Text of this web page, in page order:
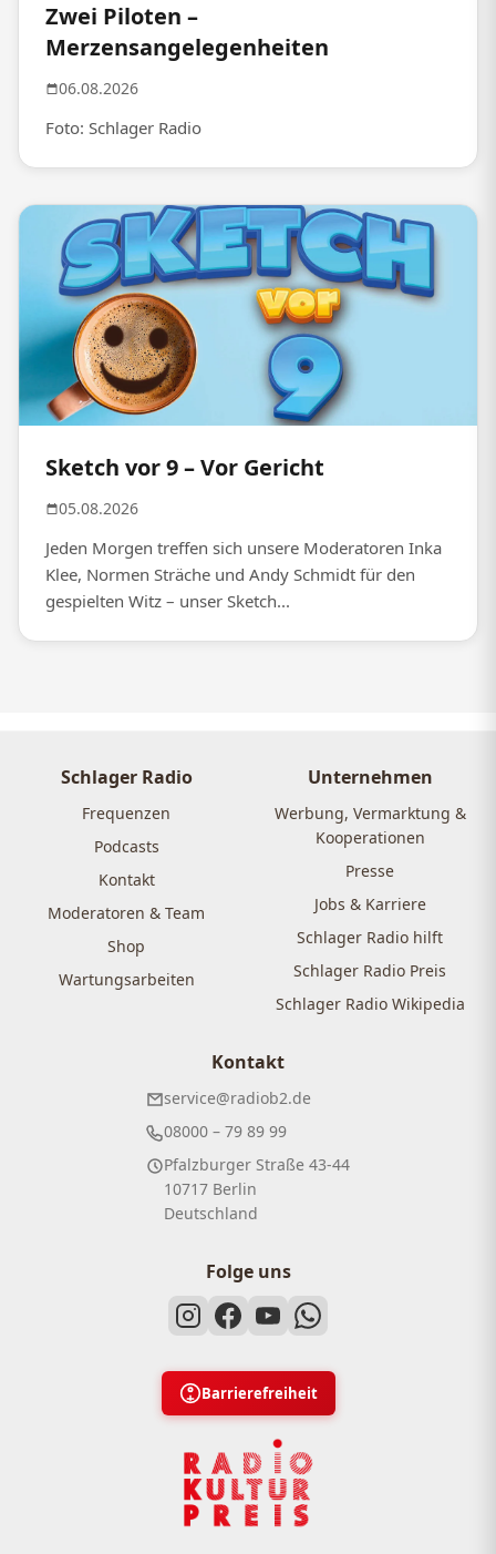
Zwei Piloten –
Merzensangelegenheiten
06.08.2026
Foto: Schlager Radio
Sketch vor 9 – Vor Gericht
05.08.2026
Jeden Morgen treffen sich unsere Moderatoren Inka
Klee, Normen Sträche und Andy Schmidt für den
gespielten Witz – unser Sketch...
Schlager Radio
Frequenzen
Podcasts
Kontakt
Moderatoren & Team
Shop
Wartungsarbeiten
Unternehmen
Werbung, Vermarktung &
Kooperationen
Presse
Jobs & Karriere
Schlager Radio hilft
Schlager Radio Preis
Schlager Radio Wikipedia
Kontakt
service@radiob2.de
08000 – 79 89 99
Pfalzburger Straße 43-44
10717 Berlin
Deutschland
Folge uns
Barrierefreiheit